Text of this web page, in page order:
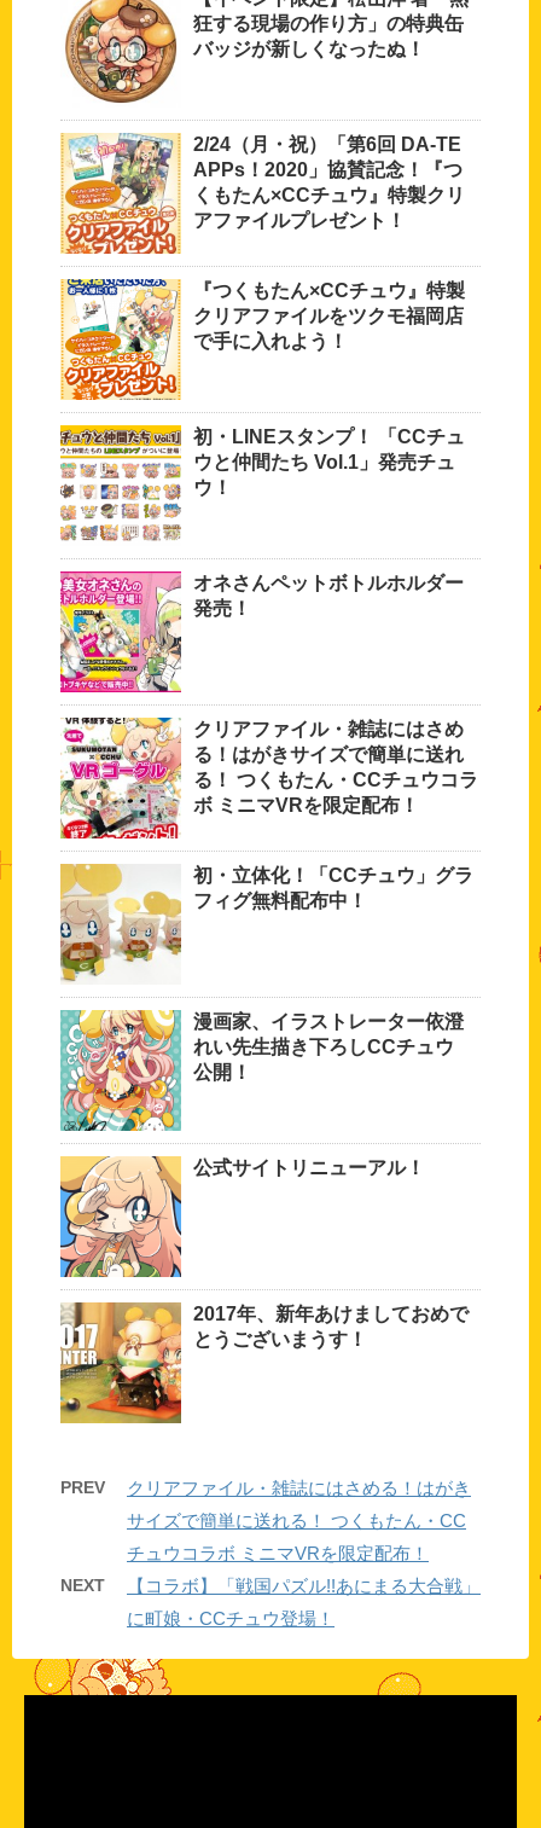
狂する現場の作り方」の特典缶
バッジが新しくなったぬ！
2/24（月・祝）「第6回 DA-TE
APPs！2020」協賛記念！『つ
くもたん×CCチュウ』特製クリ
アファイルプレゼント！
『つくもたん×CCチュウ』特製
クリアファイルをツクモ福岡店
で手に入れよう！
初・LINEスタンプ！ 「CCチュ
ウと仲間たち Vol.1」発売チュ
ウ！
オネさんペットボトルホルダー
発売！
クリアファイル・雑誌にはさめ
る！はがきサイズで簡単に送れ
る！ つくもたん・CCチュウコラ
ボ ミニマVRを限定配布！
初・立体化！「CCチュウ」グラ
フィグ無料配布中！
漫画家、イラストレーター依澄
れい先生描き下ろしCCチュウ
公開！
公式サイトリニューアル！
2017年、新年あけましておめで
とうございまうす！
PREV
クリアファイル・雑誌にはさめる！はがき
サイズで簡単に送れる！ つくもたん・CC
チュウコラボ ミニマVRを限定配布！
NEXT
【コラボ】「戦国パズル!!あにまる大合戦」
に町娘・CCチュウ登場！